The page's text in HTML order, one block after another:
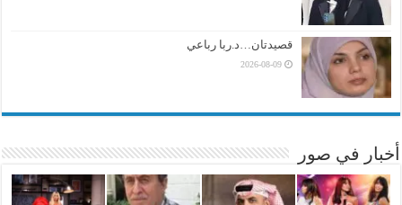
قصيدتان…د.ربا رباعي
2026-08-09
أخبار في صور